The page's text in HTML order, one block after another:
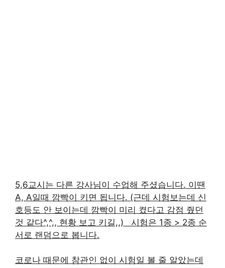
5,6교시는 다른 강사님이 수업해 주셨습니다. 이땐
A, A일때 깜빡이 키면 됩니다. (근데 시험보는데 신
호등도 안 보이는데 깜빡이 미리 켰다고 감점 줬던
것 같다^,^,, 현황 보고 키길,,) ​ ​ 시험은 1종 > 2종 순
서로 랜덤으로 봅니다.
코로나 때문에 참관인 없이 시험일 볼 줄 알았는데